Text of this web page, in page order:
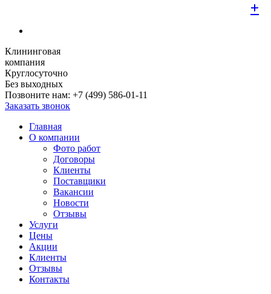
Клининговая
компания
Круглосуточно
Без выходных
Позвоните нам: +7 (499) 586-01-11
Заказать звонок
Главная
О компании
Фото работ
Договоры
Клиенты
Поставщики
Вакансии
Новости
Отзывы
Услуги
Цены
Акции
Клиенты
Отзывы
Контакты
+
+
+
+
+
+
+
+
+